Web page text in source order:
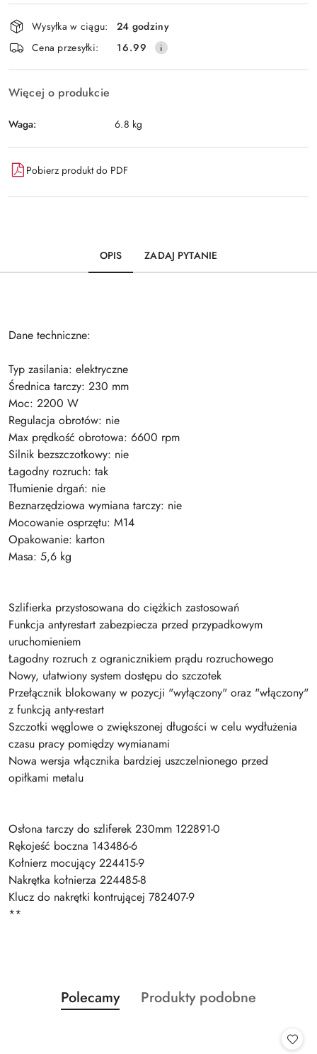
Wyślij
Dostępność
i
dostawa
Wysyłka w ciągu:
24 godziny
Cena przesyłki:
16.99
Więcej o produkcie
Waga: 6.8 kg
Pobierz produkt do PDF
OPIS ZADAJ PYTANIE
Dane techniczne:
Typ zasilania: elektryczne
Średnica tarczy: 230 mm
Moc: 2200 W
Regulacja obrotów: nie
Max prędkość obrotowa: 6600 rpm
Silnik bezszczotkowy: nie
Łagodny rozruch: tak
Tłumienie drgań: nie
Beznarzędziowa wymiana tarczy: nie
Mocowanie osprzętu: M14
Opakowanie: karton
Masa: 5,6 kg
Szlifierka przystosowana do ciężkich zastosowań
Funkcja antyrestart zabezpiecza przed przypadkowym
uruchomieniem
Łagodny rozruch z ogranicznikiem prądu rozruchowego
Nowy, ułatwiony system dostępu do szczotek
Przełącznik blokowany w pozycji "wyłączony" oraz "włączony"
z funkcją anty-restart
Szczotki węglowe o zwiększonej długości w celu wydłużenia
czasu pracy pomiędzy wymianami
Nowa wersja włącznika bardziej uszczelnionego przed
opiłkami metalu
Osłona tarczy do szliferek 230mm 122891-0
Rękojeść boczna 143486-6
Kołnierz mocujący 224415-9
Nakrętka kołnierza 224485-8
Klucz do nakrętki kontrującej 782407-9
**
Pomiń karuzelę produktów
Produkty
o
Polecamy
Produkty
Produkty podobne